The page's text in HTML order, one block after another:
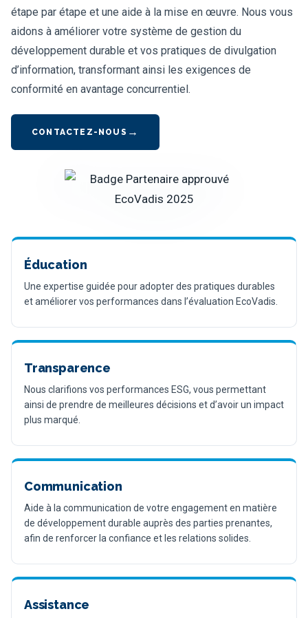
étape par étape et une aide à la mise en œuvre. Nous vous
aidons à améliorer votre système de gestion du
développement durable et vos pratiques de divulgation
d’information, transformant ainsi les exigences de
conformité en avantage concurrentiel.
CONTACTEZ-NOUS
Éducation
Une expertise guidée pour adopter des pratiques durables
et améliorer vos performances dans l’évaluation EcoVadis.
Transparence
Nous clarifions vos performances ESG, vous permettant
ainsi de prendre de meilleures décisions et d’avoir un impact
plus marqué.
Communication
Aide à la communication de votre engagement en matière
de développement durable auprès des parties prenantes,
afin de renforcer la confiance et les relations solides.
Assistance